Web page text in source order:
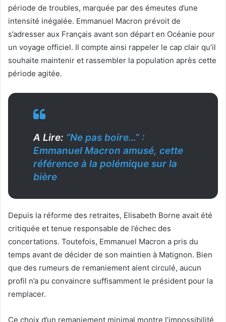
période de troubles, marquée par des émeutes d’une
intensité inégalée. Emmanuel Macron prévoit de
s’adresser aux Français avant son départ en Océanie pour
un voyage officiel. Il compte ainsi rappeler le cap clair qu’il
souhaite maintenir et rassembler la population après cette
période agitée.
A Lire: “Ne pas boire…” :
Emmanuel Macron amusé, cette
référence à la polémique sur la
bière
Depuis la réforme des retraites, Elisabeth Borne avait été
critiquée et tenue responsable de l’échec des
concertations. Toutefois, Emmanuel Macron a pris du
temps avant de décider de son maintien à Matignon. Bien
que des rumeurs de remaniement aient circulé, aucun
profil n’a pu convaincre suffisamment le président pour la
remplacer.
Ce choix d’un remaniement minimal montre l’impossibilité